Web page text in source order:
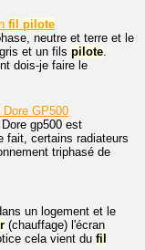
fil pilote
neutre et terre et le
et un fils pilote.
dois-je faire le
GP500
gp500 est
fait, certains radiateurs
triphasé de
un logement et le
(chauffage) l'écran
cela vient du fil